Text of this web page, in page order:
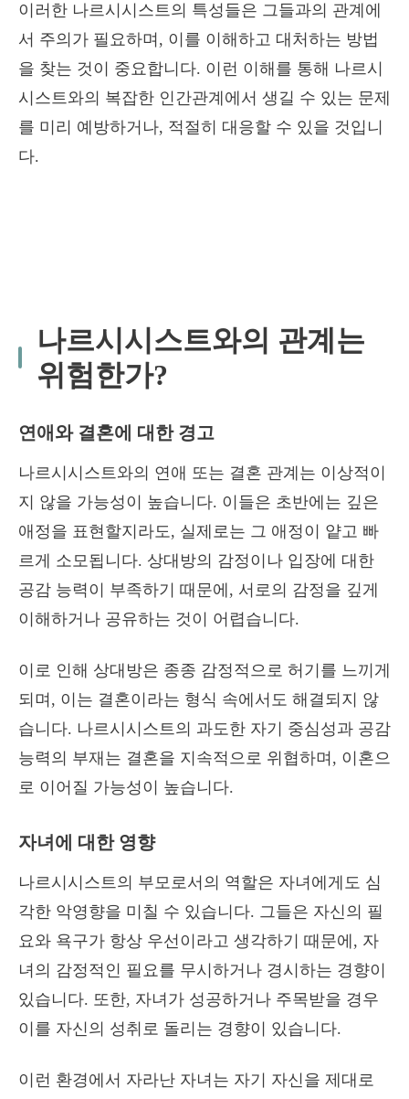
이러한 나르시시스트의 특성들은 그들과의 관계에
서 주의가 필요하며, 이를 이해하고 대처하는 방법
을 찾는 것이 중요합니다. 이런 이해를 통해 나르시
시스트와의 복잡한 인간관계에서 생길 수 있는 문제
를 미리 예방하거나, 적절히 대응할 수 있을 것입니
다.
나르시시스트와의 관계는
위험한가?
연애와 결혼에 대한 경고
나르시시스트와의 연애 또는 결혼 관계는 이상적이
지 않을 가능성이 높습니다. 이들은 초반에는 깊은
애정을 표현할지라도, 실제로는 그 애정이 얕고 빠
르게 소모됩니다. 상대방의 감정이나 입장에 대한
공감 능력이 부족하기 때문에, 서로의 감정을 깊게
이해하거나 공유하는 것이 어렵습니다.
이로 인해 상대방은 종종 감정적으로 허기를 느끼게
되며, 이는 결혼이라는 형식 속에서도 해결되지 않
습니다. 나르시시스트의 과도한 자기 중심성과 공감
능력의 부재는 결혼을 지속적으로 위협하며, 이혼으
로 이어질 가능성이 높습니다.
자녀에 대한 영향
나르시시스트의 부모로서의 역할은 자녀에게도 심
각한 악영향을 미칠 수 있습니다. 그들은 자신의 필
요와 욕구가 항상 우선이라고 생각하기 때문에, 자
녀의 감정적인 필요를 무시하거나 경시하는 경향이
있습니다. 또한, 자녀가 성공하거나 주목받을 경우
이를 자신의 성취로 돌리는 경향이 있습니다.
이런 환경에서 자라난 자녀는 자기 자신을 제대로